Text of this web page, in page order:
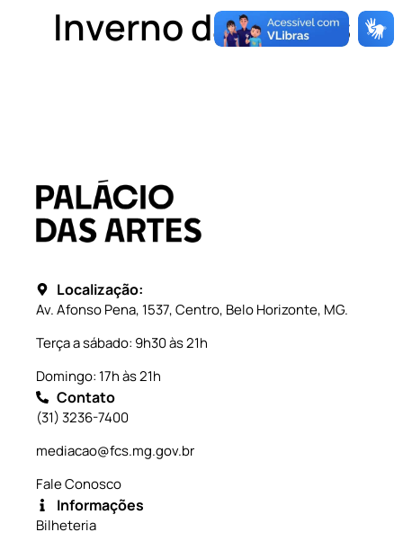
Inverno das Artes
Localização:
Av. Afonso Pena, 1537, Centro, Belo Horizonte, MG.
Terça a sábado: 9h30 às 21h
Domingo: 17h às 21h
Contato
(31) 3236-7400
mediacao@fcs.mg.gov.br
Fale Conosco
Informações
Bilheteria